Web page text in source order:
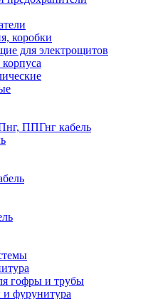
коробки
для электрощитов
ППГнг кабель
гофры и трубы
и фурунитура